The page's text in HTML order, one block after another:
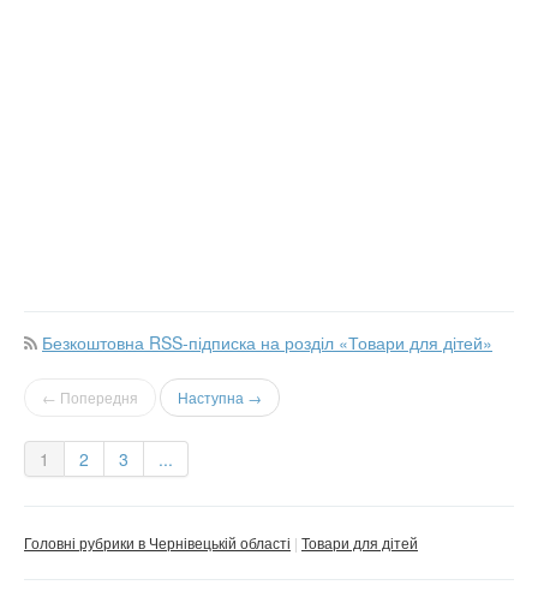
Безкоштовна RSS-підписка на розділ «Товари для дітей»
← Попередня Наступна →
1 2 3 ...
Головні рубрики в Чернівецькій області Товари для дітей